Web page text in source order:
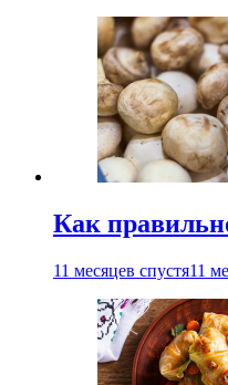
Как
11 месяцев спустя11